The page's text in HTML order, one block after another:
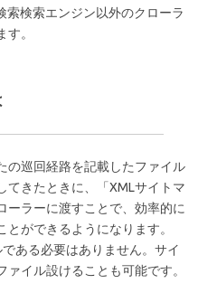
索検索エンジン以外のクローラ
。
の巡回経路を記載したファイル
てきたときに、「XMLサイトマ
ーラーに渡すことで、効率的に
ができるようになります。
ある必要はありません。サイ
ァイル設けることも可能です。